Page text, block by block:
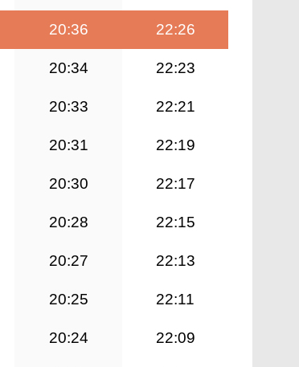
20:36 22:26
20:34 22:23
20:33 22:21
20:31 22:19
20:30 22:17
20:28 22:15
20:27 22:13
20:25 22:11
20:24 22:09